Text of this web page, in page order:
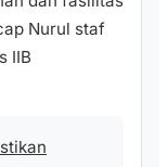
Nurul staf
IIB